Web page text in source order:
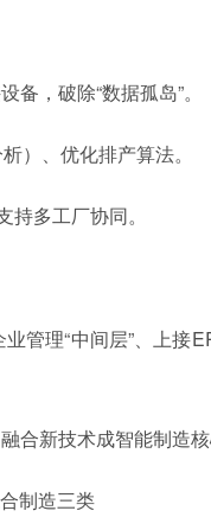
，破除“数据孤岛”。
）、优化排产算法。
多工厂协同。
管理“中间层”、上接
合新技术成智能制造
制造三类